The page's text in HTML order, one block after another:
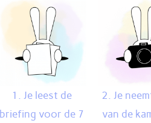
1. Je leest de
briefing voor de 7
2. Je
van de